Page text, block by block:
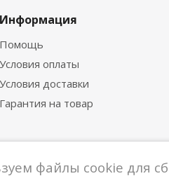
Информация
Помощь
Условия оплаты
Условия доставки
Гарантия на товар
файлы cookie для